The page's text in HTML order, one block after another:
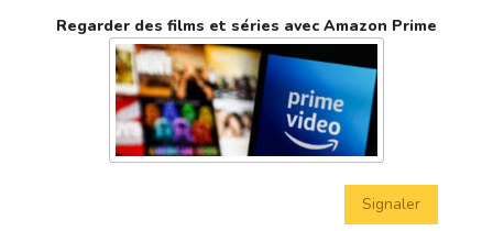
Regarder des films et séries avec Amazon Prime
Signaler